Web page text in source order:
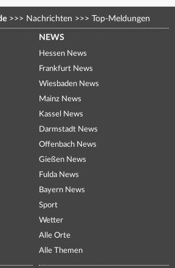
>>> Nachrichten >>> Top-Meldungen
NEWS
Hessen News
Frankfurt News
Wiesbaden News
Mainz News
Kassel News
Darmstadt News
Offenbach News
Gießen News
Fulda News
Bayern News
Sport
Wetter
Alle Orte
Alle Themen